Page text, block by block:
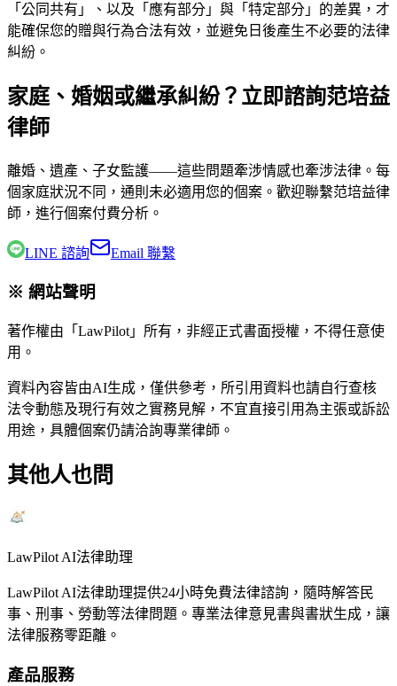
「公同共有」、以及「應有部分」與「特定部分」的差異，才
能確保您的贈與行為合法有效，並避免日後產生不必要的法律
糾紛。
家庭、婚姻或繼承糾紛？立即諮詢范培益
律師
離婚、遺產、子女監護——這些問題牽涉情感也牽涉法律。每
個家庭狀況不同，通則未必適用您的個案。歡迎聯繫范培益律
師 ，進行個案付費分析。
LINE 諮詢 Email 聯繫
※ 網站聲明
著作權由「LawPilot」所有，非經正式書面授權，不得任意使
用。
資料內容皆由AI生成，僅供參考，所引用資料也請自行查核
法令動態及現行有效之實務見解，不宜直接引用為主張或訴訟
用途，具體個案仍請洽詢專業律師。
其他人也問
LawPilot AI法律助理
LawPilot AI法律助理提供24小時免費法律諮詢，隨時解答民
事、刑事、勞動等法律問題。專業法律意見書與書狀生成，讓
法律服務零距離。
產品服務